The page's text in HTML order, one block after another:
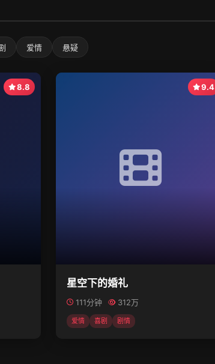
爱情 悬疑
8.8 9.4
星空下的婚礼
111分钟 312万
爱情 喜剧 剧情